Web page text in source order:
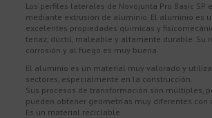
Los perfiles laterales de Novojunta Pro Basic SP
mediante extrusión de aluminio. El aluminio es
excelentes propiedades químicas y
tenaz, dúctil, maleable y altamente durable. Su
corrosión y al fuego es muy buena.
El aluminio es un material muy valorado y
sectores, especialmente en la construcción.
Sus procesos de transformación son múltiples,
pueden obtener geometrías muy diferentes con
Es un material reciclable.